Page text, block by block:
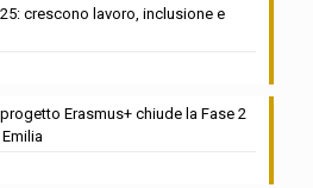
crescono lavoro, inclusione e
Erasmus+ chiude la Fase 2